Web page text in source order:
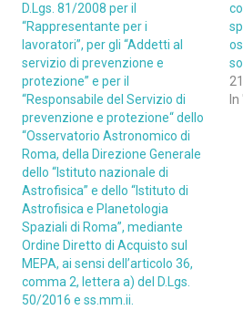
D.Lgs. 81/2008 per il
“Rappresentante per i
lavoratori”, per gli “Addetti al
servizio di prevenzione e
protezione” e per il
“Responsabile del Servizio di
prevenzione e protezione“ dello
“Osservatorio Astronomico di
Roma, della Direzione Generale
dello “Istituto nazionale di
Astrofisica” e dello “Istituto di
Astrofisica e Planetologia
Spaziali di Roma”, mediante
Ordine Diretto di Acquisto sul
MEPA, ai sensi dell’articolo 36,
comma 2, lettera a) del D.Lgs.
50/2016 e ss.mm.ii.